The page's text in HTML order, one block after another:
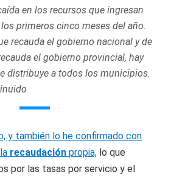
en los recursos que ingresan
primeros cinco meses del año.
recauda el gobierno nacional y de
el gobierno provincial, hay
distribuye a todos los municipios.
y también lo he confirmado con
recaudación propia, lo que
por las tasas por servicio y el